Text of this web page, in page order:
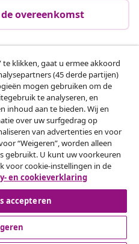
overeenkomst
te klikken, gaat u ermee akkoord
(45 derde partijen)
mogen gebruiken om de
te analyseren, en
inhoud aan te bieden. Wij en
over uw surfgedrag op
van advertenties en voor
“Weigeren”, worden alleen
gebruikt. U kunt uw voorkeuren
voor cookie-instellingen in de
en cookieverklaring
accepteren